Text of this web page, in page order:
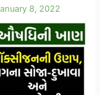
8, 2022